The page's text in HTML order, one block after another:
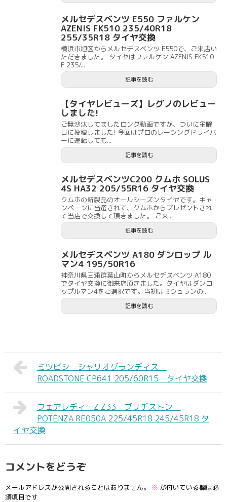
メルセデスベンツ E550 ファルケン
AZENIS FK510 235/40R18
255/35R18 タイヤ交換
横浜市旭区からメルセデスベンツ E550で、ご来店い
ただきました。 タイヤはファルケン AZENIS FK510
F 235/...
記事を読む
【タイヤレビューズ】レグノのレビュー
しました!
ご無沙汰してましたロング動画ですが、ついに金曜
日に投稿しました! 今回はプロのレーシングドライバ
ーに運転しても...
記事を読む
メルセデスベンツC200 クムホ SOLUS
4S HA32 205/55R16 タイヤ交換
クムホの新製品のオールシーズンタイヤです。キャ
ンペーンに当選されて、クムホからプレゼントされ
て当店で交換して頂きました。 ご来...
記事を読む
メルセデスベンツ A180 ダンロップ ル
マン4 195/50R16
神奈川県三浦群葉山町からメルセデスベンツ A180
でタイヤ交換に御来店頂きました。タイヤはダンロ
ップルマン4をご選択です。当初はミシュランの...
記事を読む
ミツビシ シャリオグランディス
ROADSTONE CP641 205/60R15 タイヤ交換
フェアレディーZ Z33 ブリヂストン
POTENZA RE050A 225/45R18 245/45R18 タ
イヤ交換
コメントをどうぞ
メールアドレスが公開されることはありません。 ※ が付いている欄は必
須項目です